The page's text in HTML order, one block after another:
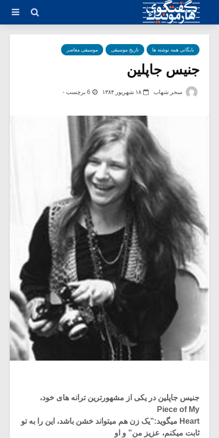
بایگانی همه نوشته ها تاریخ موسیقی موسیقی معاصر
جنیس جاپلین
سحر شهاب ۱۸ شهریور ۱۳۸۴ 6 برچسب -
جنیس جاپلین در یکی از مشهورترین ترانه های خود،
Piece of My
Heart میگوید:”یک زن هم میتواند خشن باشد، این را به تو
ثابت میکنم، عزیز من” و او